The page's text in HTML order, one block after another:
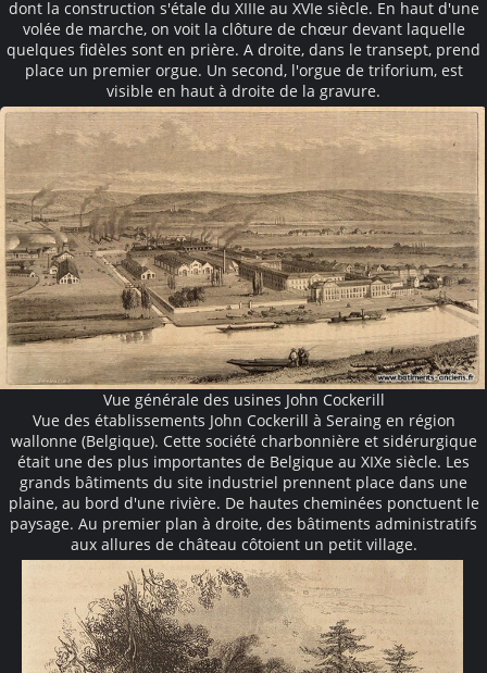
dont la construction s'étale du XIIIe au XVIe siècle. En haut d'une
volée de marche, on voit la clôture de chœur devant laquelle
quelques fidèles sont en prière. A droite, dans le transept, prend
place un premier orgue. Un second, l'orgue de triforium, est
visible en haut à droite de la gravure.
Vue générale des usines John Cockerill
Vue des établissements John Cockerill à Seraing en région
wallonne (Belgique). Cette société charbonnière et sidérurgique
était une des plus importantes de Belgique au XIXe siècle. Les
grands bâtiments du site industriel prennent place dans une
plaine, au bord d'une rivière. De hautes cheminées ponctuent le
paysage. Au premier plan à droite, des bâtiments administratifs
aux allures de château côtoient un petit village.